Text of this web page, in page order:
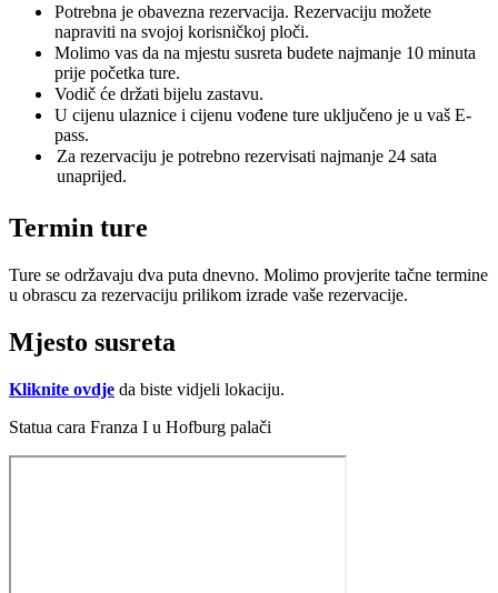
Potrebna je obavezna rezervacija. Rezervaciju možete
napraviti na svojoj korisničkoj ploči.
Molimo vas da na mjestu susreta budete najmanje 10 minuta
prije početka ture.
Vodič će držati bijelu zastavu.
U cijenu ulaznice i cijenu vođene ture uključeno je u vaš E-
pass.
Za rezervaciju je potrebno rezervisati najmanje 24 sata
unaprijed.
Termin ture
Ture se održavaju dva puta dnevno. Molimo provjerite tačne termine
u obrascu za rezervaciju prilikom izrade vaše rezervacije.
Mjestо susreta
Kliknite ovdje da biste vidjeli lokaciju.
Statua cara Franza I u Hofburg palači